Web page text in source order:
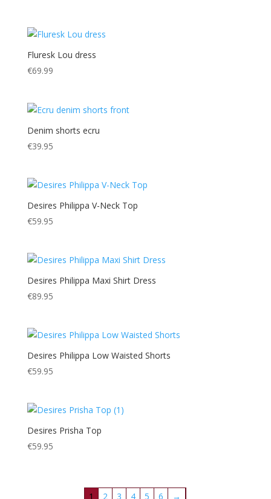
Fluresk Lou dress
€69.99
Denim shorts ecru
€39.95
Desires Philippa V-Neck Top
€59.95
Desires Philippa Maxi Shirt Dress
€89.95
Desires Philippa Low Waisted Shorts
€59.95
Desires Prisha Top
€59.95
1 2 3 4 5 6 →